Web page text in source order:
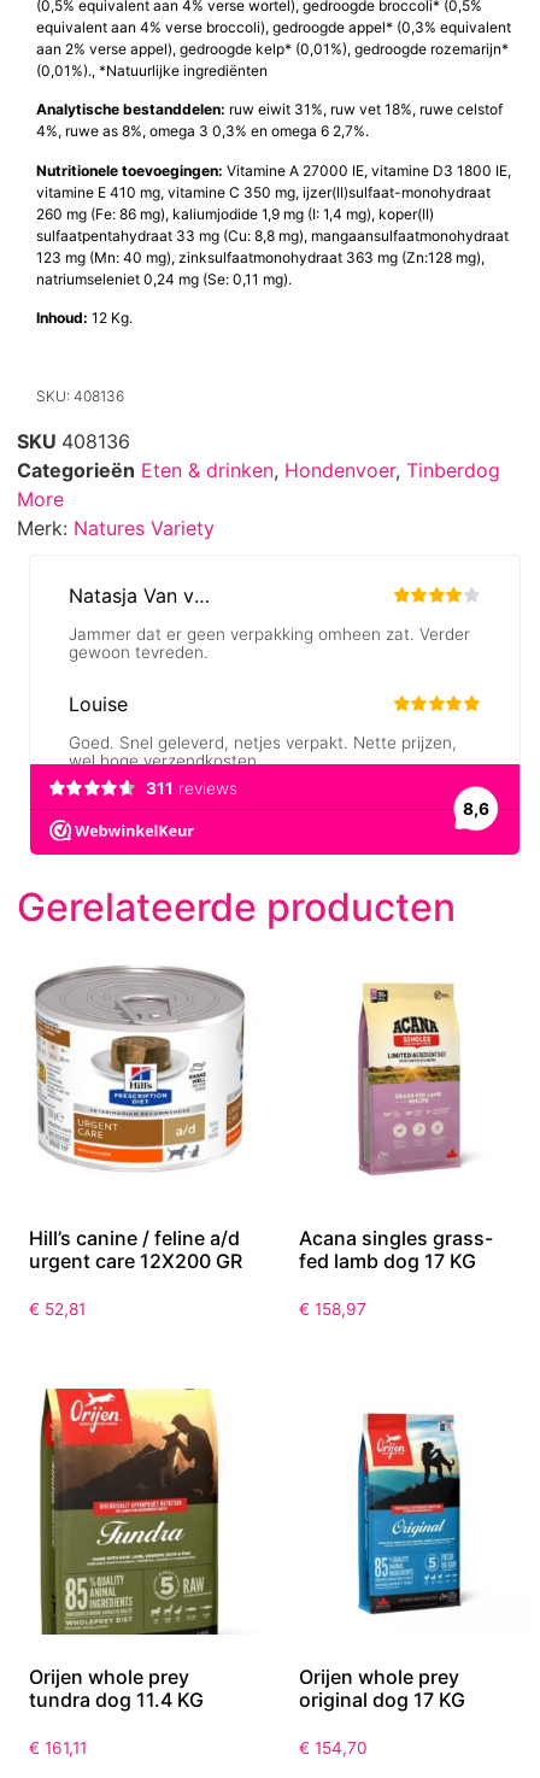
(0,5% equivalent aan 4% verse wortel), gedroogde broccoli* (0,5%
equivalent aan 4% verse broccoli), gedroogde appel* (0,3% equivalent
aan 2% verse appel), gedroogde kelp* (0,01%), gedroogde rozemarijn*
(0,01%)., *Natuurlijke ingrediënten
Analytische bestanddelen: ruw eiwit 31%, ruw vet 18%, ruwe celstof
4%, ruwe as 8%, omega 3 0,3% en omega 6 2,7%.
Nutritionele toevoegingen: Vitamine A 27000 IE, vitamine D3 1800 IE,
vitamine E 410 mg, vitamine C 350 mg, ijzer(II)sulfaat-monohydraat
260 mg (Fe: 86 mg), kaliumjodide 1,9 mg (I: 1,4 mg), koper(II)
sulfaatpentahydraat 33 mg (Cu: 8,8 mg), mangaansulfaatmonohydraat
123 mg (Mn: 40 mg), zinksulfaatmonohydraat 363 mg (Zn:128 mg),
natriumseleniet 0,24 mg (Se: 0,11 mg).
Inhoud: 12 Kg.
SKU: 408136
SKU 408136
Categorieën Eten & drinken, Hondenvoer, Tinberdog
More
Merk: Natures Variety
Gerelateerde producten
Hill’s canine / feline a/d
urgent care 12X200 GR
€ 52,81
Acana singles grass-
fed lamb dog 17 KG
€ 158,97
Orijen whole prey
tundra dog 11.4 KG
€ 161,11
Orijen whole prey
original dog 17 KG
€ 154,70